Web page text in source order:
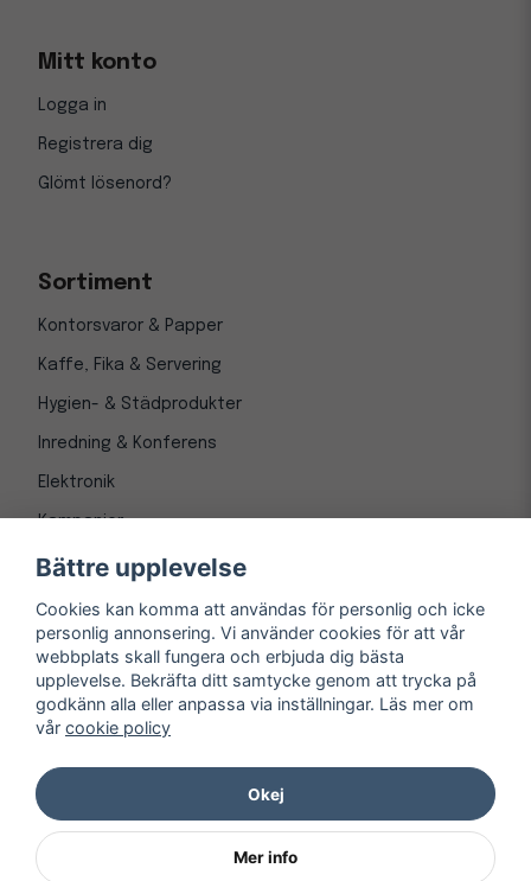
Mitt konto
Logga in
Registrera dig
Glömt lösenord?
Sortiment
Kontorsvaror & Papper
Kaffe, Fika & Servering
Hygien- & Städprodukter
Inredning & Konferens
Elektronik
Kampanjer
© Copyright 1997-2026
Bättre upplevelse
Cookies kan komma att användas för personlig och icke
personlig annonsering. Vi använder cookies för att vår
webbplats skall fungera och erbjuda dig bästa
upplevelse. Bekräfta ditt samtycke genom att trycka på
godkänn alla eller anpassa via inställningar. Läs mer om
vår cookie policy
Okej
Mer info